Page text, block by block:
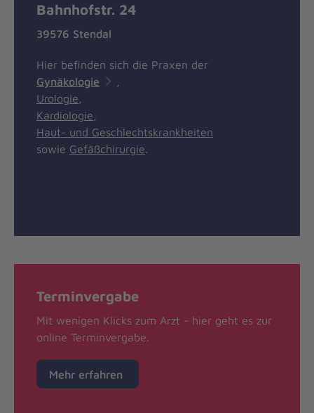
Bahnhofstr. 24
39576 Stendal
Hier befinden sich die Praxen der
Gynäkologie
Urologie
Kardiologie
Haut- und Geschlechtskrankheiten
sowie Gefäßchirurgie.
Terminvergabe
Mit wenigen Klicks zum Arzt - hier geht es zur
online Terminvergabe.
Mehr erfahren